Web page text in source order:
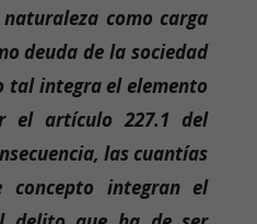
como carga
deuda de la sociedad
tal integra el elemento
el artículo 227.1 del
las cuantías
concepto integran el